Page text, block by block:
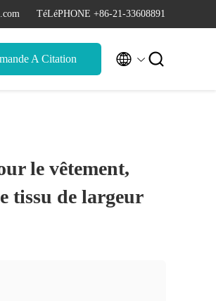
TéLéPHONE +86-21-33608891
A Citation  
le vêtement,
tissu de largeur